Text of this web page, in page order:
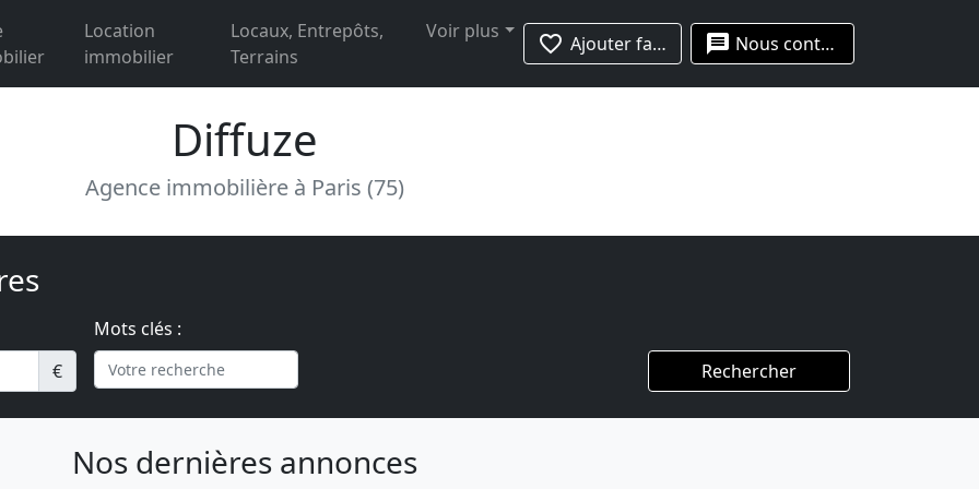
Location
immobilier
Locaux, Entrepôts,
Terrains
Voir plus favorite_border Ajouter favoris message Nous contacter
Diffuze
Agence immobilière à Paris (75)
€
Mots clés :
Rechercher
Nos dernières annonces